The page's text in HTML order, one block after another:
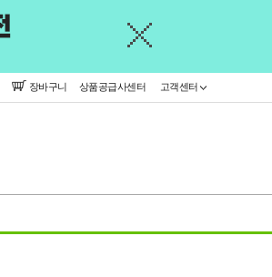
장바구니 상품공급사센터 고객센터